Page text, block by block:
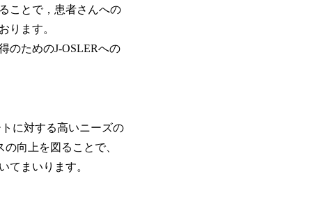
ことで，患者さんへの
ります。
のためのJ-OSLERへの
に対する高いニーズの
向上を図ることで、
てまいります。